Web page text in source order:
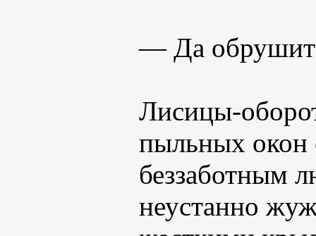
— Да
Лисицы-
пыльных
беззаботным
неустанно